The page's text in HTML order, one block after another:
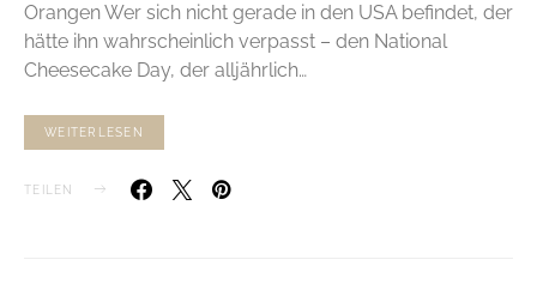
Orangen Wer sich nicht gerade in den USA befindet, der
hätte ihn wahrscheinlich verpasst – den National
Cheesecake Day, der alljährlich…
WEITERLESEN
TEILEN